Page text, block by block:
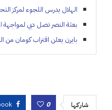
الهلال يدرس اللجوء لمركز
بعثة النصر تصل دبي لمواجهة
بايرن يعلن اقتراب كومان من
شاركها 0